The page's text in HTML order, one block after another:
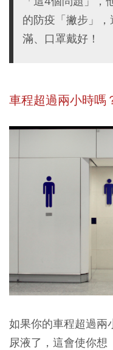
的防疫「撇步」
滿、口罩戴好！
車程超過兩小時嗎
如果你的車程超過兩
尿液了，這會使你想